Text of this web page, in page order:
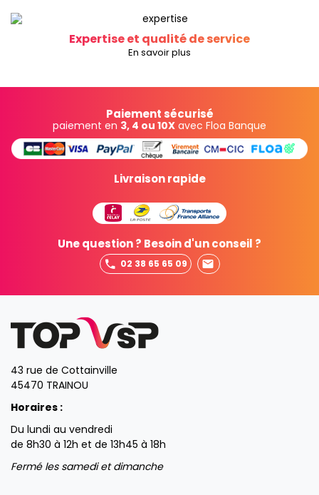
Expertise et qualité de service
En savoir plus
Paiement sécurisé
paiement en 3, 4 ou 10X avec Floa Banque
Livraison rapide
Une question ? Besoin d'un conseil ?
02 38 65 65 09
43 rue de Cottainville
45470 TRAINOU
Horaires :
Du lundi au vendredi
de 8h30 à 12h et de 13h45 à 18h
Fermé les samedi et dimanche